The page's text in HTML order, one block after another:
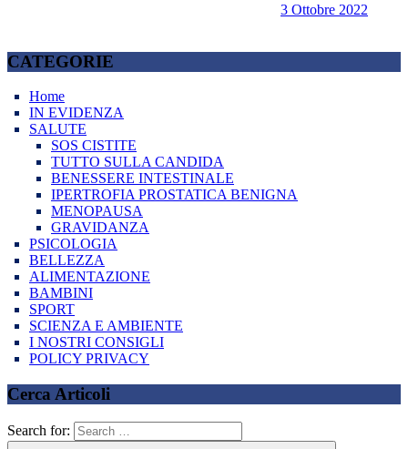
3 Ottobre 2022
CATEGORIE
Home
IN EVIDENZA
SALUTE
SOS CISTITE
TUTTO SULLA CANDIDA
BENESSERE INTESTINALE
IPERTROFIA PROSTATICA BENIGNA
MENOPAUSA
GRAVIDANZA
PSICOLOGIA
BELLEZZA
ALIMENTAZIONE
BAMBINI
SPORT
SCIENZA E AMBIENTE
I NOSTRI CONSIGLI
POLICY PRIVACY
Cerca Articoli
Search for: